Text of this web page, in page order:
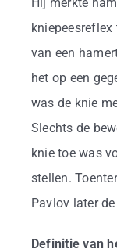
van een
het op een
was de knie
Slechts de
knie toe was
stellen.
Pavlov later
Definitie van